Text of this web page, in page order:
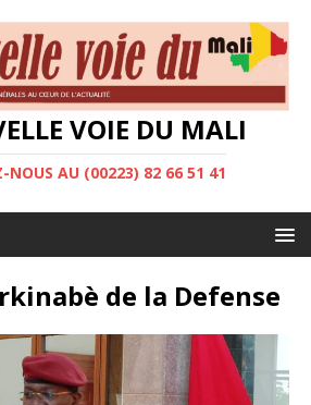
VOIE DU MALI
NOUS AU (00223) 82 66 51 41
de la Defense